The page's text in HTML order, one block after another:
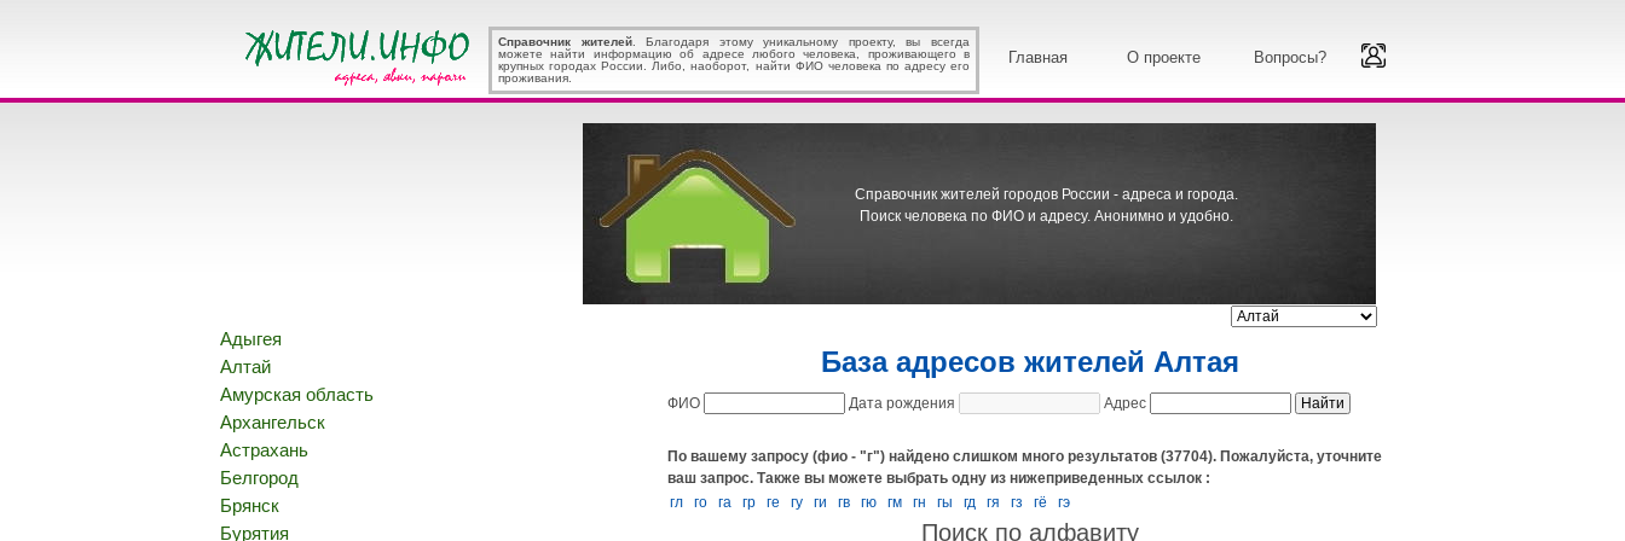
Справочник жителей. Благодаря этому уникальному проекту, вы всегда
можете найти информацию об адресе любого человека, проживающего в
крупных городах России. Либо, наоборот, найти ФИО человека по адресу его
проживания.
Главная О проекте Вопросы?
Справочник жителей городов России - адреса и города.
Поиск человека по ФИО и адресу. Анонимно и удобно.
Адыгея
Алтай
Амурская область
Архангельск
Астрахань
Белгород
Брянск
Бурятия
База адресов жителей Алтая
ФИО Дата рождения Адрес
По вашему запросу (фио - "г") найдено слишком много результатов (37704). Пожалуйста, уточните
ваш запрос. Также вы можете выбрать одну из нижеприведенных ссылок :
гл
го га гр ге гу ги гв гю гм гн гы гд гя гз гё гэ
Поиск по алфавиту